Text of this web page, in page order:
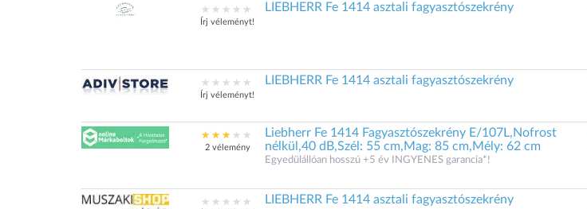
Írj véleményt!
LIEBHERR Fe 1414 asztali fagyasztószekrény
Írj véleményt!
LIEBHERR Fe 1414 asztali fagyasztószekrény
2 vélemény
Liebherr Fe 1414 Fagyasztószekrény E/107L,Nofrost
nélkül,40 dB,Szél: 55 cm,Mag: 85 cm,Mély: 62 cm
Egyedülállóan hosszú +5 év INGYENES garancia*!
LIEBHERR Fe 1414 asztali fagyasztószekrény